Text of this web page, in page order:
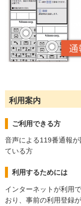
利用案内
ご利用できる方
音声による119番通報
ている方
利用するためには
インターネットが利用
おり、事前の利用登録